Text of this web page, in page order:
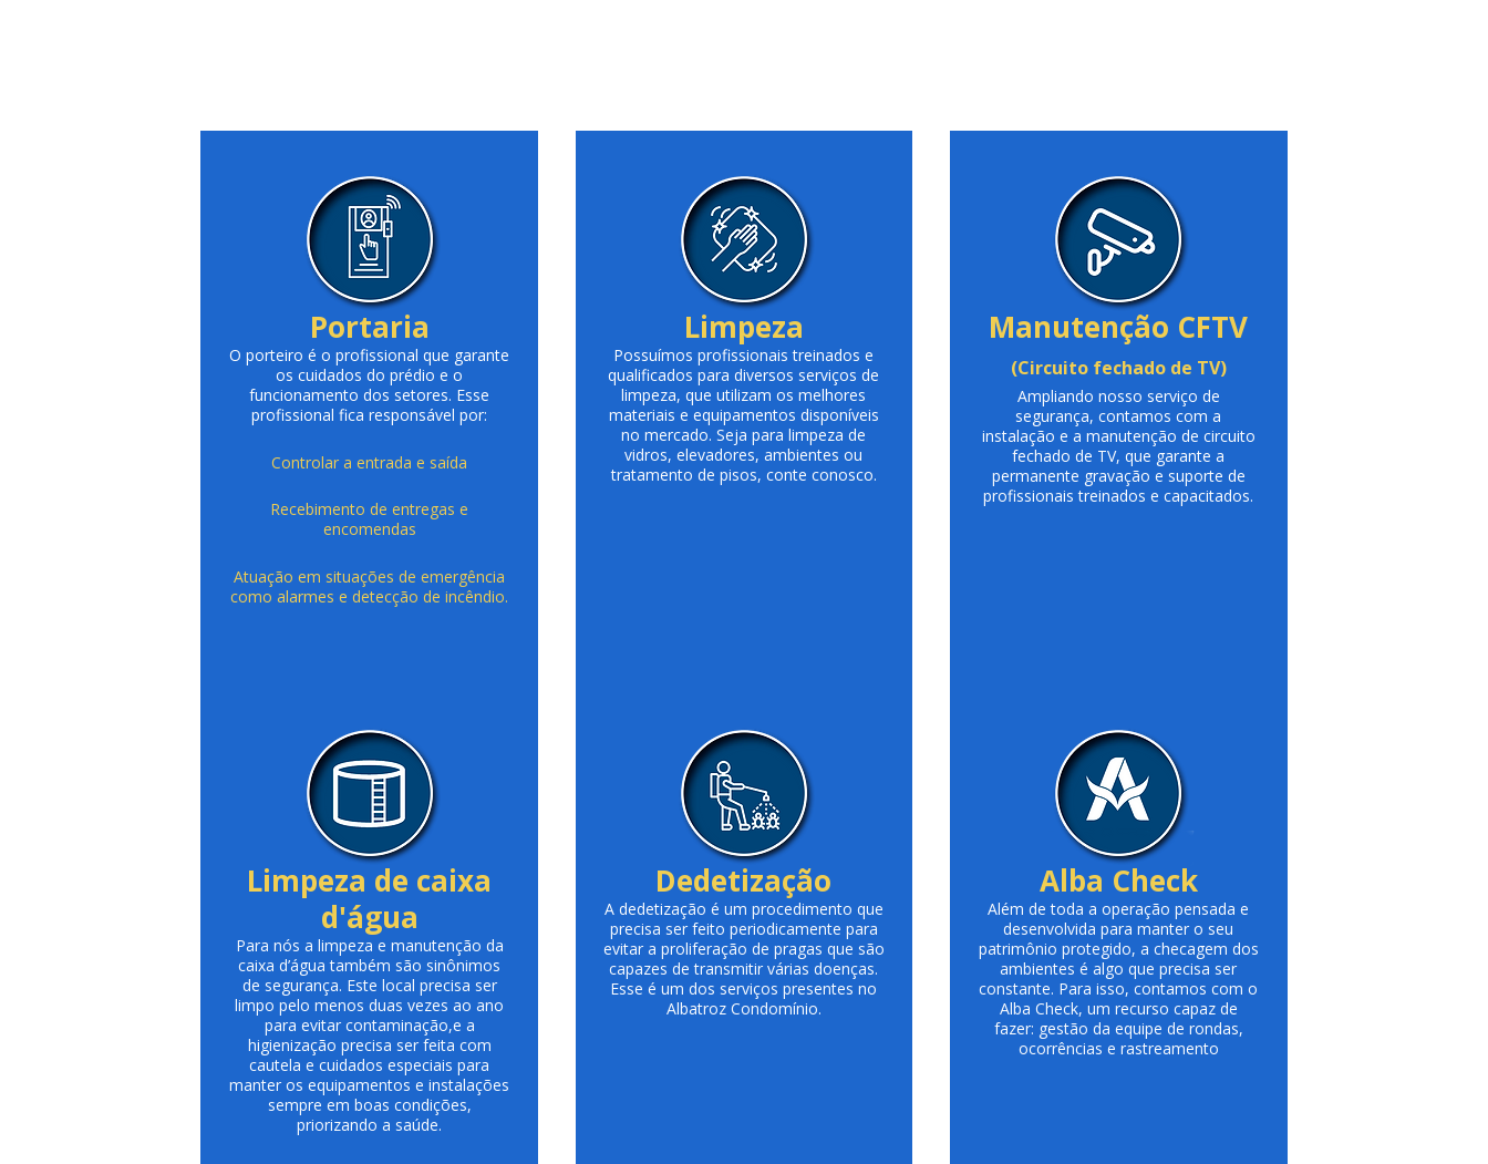
Portaria
O porteiro é o profissional que garante
os cuidados do prédio e o
funcionamento dos setores. Esse
profissional fica responsável por:
Controlar a entrada e saída
Recebimento de entregas e
encomendas​
Atuação em situações de emergência
como alarmes e detecção de incêndio.
Limpeza
Possuímos profissionais treinados e
qualificados para diversos serviços de
limpeza, que utilizam os melhores
materiais e equipamentos disponíveis
no mercado. Seja para limpeza de
vidros, elevadores, ambientes ou
tratamento de pisos, conte conosco.
Manutenção CFTV
(Circuito fechado de TV)
Ampliando nosso serviço de
segurança, contamos com a
instalação e a manutenção de circuito
fechado de TV, que garante a
permanente gravação e suporte de
profissionais treinados e capacitados.
Limpeza de caixa
d'água
Para nós a limpeza e manutenção da
caixa d’água também são sinônimos
de segurança. Este local precisa ser
limpo pelo menos duas vezes ao ano
para evitar contaminação,e a
higienização precisa ser feita com
cautela e cuidados especiais para
manter os equipamentos e instalações
sempre em boas condições,
priorizando a saúde.
Dedetização
A dedetização é um procedimento que
precisa ser feito periodicamente para
evitar a proliferação de pragas que são
capazes de transmitir várias doenças.
Esse é um dos serviços presentes no
Albatroz Condomínio.
Alba Check
Além de toda a operação pensada e
desenvolvida para manter o seu
patrimônio protegido, a checagem dos
ambientes é algo que precisa ser
constante. Para isso, contamos com o
Alba Check, um recurso capaz de
fazer: gestão da equipe de rondas,
ocorrências e rastreamento